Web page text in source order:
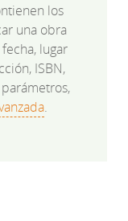
los
una obra
lugar
ISBN,
parámetros,
.